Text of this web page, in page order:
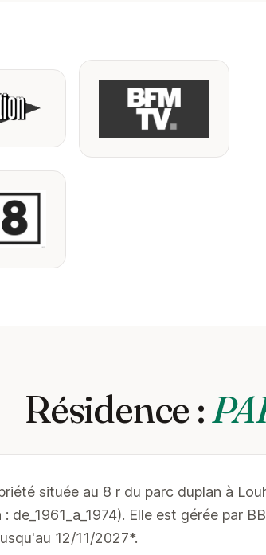
Résidence :
située au 8 r du parc duplan à
de_1961_a_1974). Elle est gérée par
12/11/2027*.